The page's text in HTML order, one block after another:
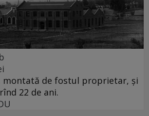
montată de fostul proprietar, și
22 de ani.